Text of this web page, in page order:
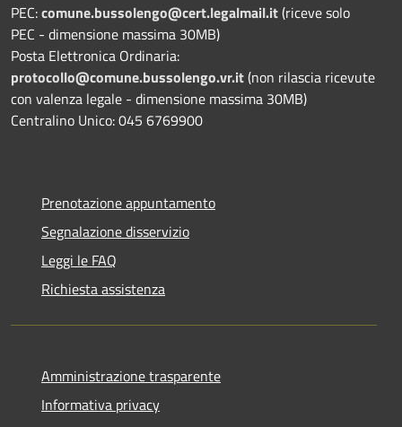
PEC:comune.bussolengo@cert.legalmail.it(riceve solo
PEC - dimensione massima 30MB)
Posta Elettronica Ordinaria:
protocollo@comune.bussolengo.vr.it(non rilascia ricevute
con valenza legale - dimensione massima 30MB)
Centralino Unico: 045 6769900
Prenotazione appuntamento
Segnalazione disservizio
Leggi le FAQ
Richiesta assistenza
Amministrazione trasparente
Informativa privacy